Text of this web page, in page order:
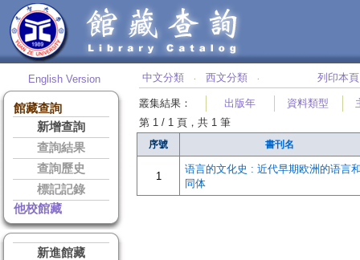
English Version
館藏查詢
新增查詢
查詢結果
查詢歷史
標記記錄
他校館藏
新進館藏
中文分類 ‧ 西文分類 ‧ 列印本頁
叢集結果 ： 出版年 資料類型
第 1 / 1 頁，共 1 筆
序號 書刊名
1
语言的文化史 : 近代早期欧洲的语言
同体